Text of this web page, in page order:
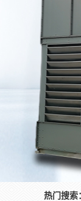
热门搜索